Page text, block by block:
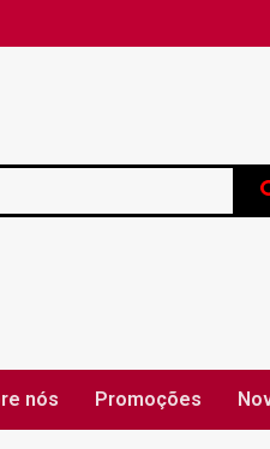
nós Promoções